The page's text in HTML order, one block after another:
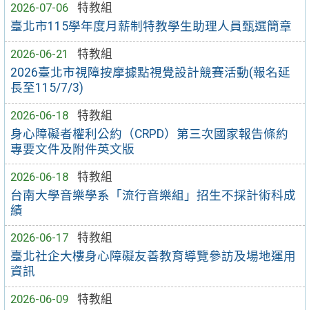
2026-07-06
特教組
臺北市115學年度月薪制特教學生助理人員甄選簡章
2026-06-21
特教組
2026臺北市視障按摩據點視覺設計競賽活動(報名延
長至115/7/3)
2026-06-18
特教組
身心障礙者權利公約（CRPD）第三次國家報告條約
專要文件及附件英文版
2026-06-18
特教組
台南大學音樂學系「流行音樂組」招生不採計術科成
績
2026-06-17
特教組
臺北社企大樓身心障礙友善教育導覽參訪及場地運用
資訊
2026-06-09
特教組